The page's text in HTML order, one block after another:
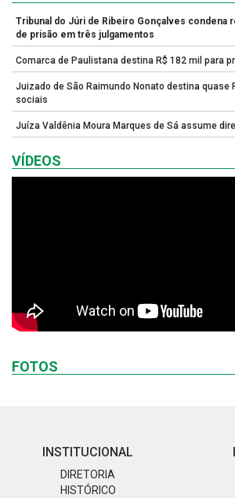
Tribunal do Júri de Ribeiro Gonçalves condena
de prisão em três julgamentos
Comarca de Paulistana destina R$ 182 mil para
Juizado de São Raimundo Nonato destina quase
sociais
Juíza Valdênia Moura Marques de Sá assume
VÍDEOS
FOTOS
INSTITUCIONAL
DIRETORIA
HISTÓRICO